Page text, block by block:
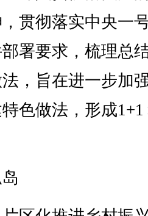
贯彻落实中央一
署要求，梳理总
，旨在进一步加
色做法，形成1+1